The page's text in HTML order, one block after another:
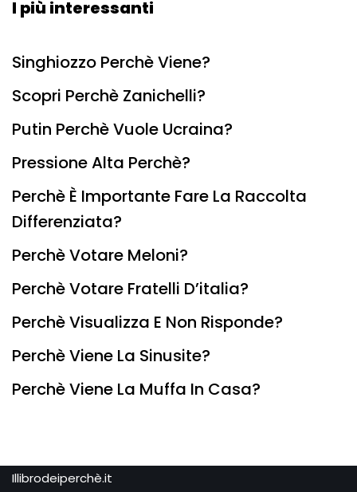
I più interessanti
Singhiozzo Perchè Viene?
Scopri Perchè Zanichelli?
Putin Perchè Vuole Ucraina?
Pressione Alta Perchè?
Perchè È Importante Fare La Raccolta
Differenziata?
Perchè Votare Meloni?
Perchè Votare Fratelli D’italia?
Perchè Visualizza E Non Risponde?
Perchè Viene La Sinusite?
Perchè Viene La Muffa In Casa?
Illibrodeiperchè.it